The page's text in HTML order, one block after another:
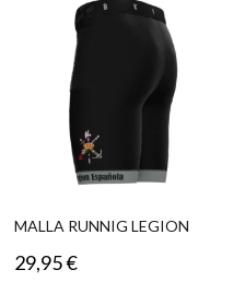
MALLA RUNNIG LEGION
29,95€